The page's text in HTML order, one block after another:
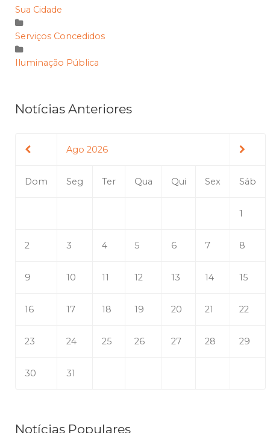
Sua Cidade
Serviços Concedidos
Iluminação Pública
Notícias Anteriores
Ago 2026
Dom Seg Ter Qua Qui Sex Sáb
1
2 3 4 5 6 7 8
9 10 11 12 13 14 15
16 17 18 19 20 21 22
23 24 25 26 27 28 29
30 31
Notícias Populares